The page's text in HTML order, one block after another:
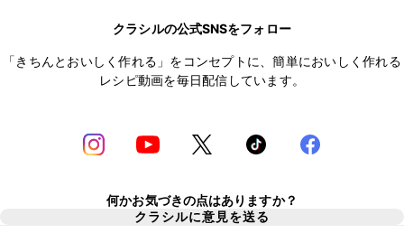
クラシルの公式SNSをフォロー
「きちんとおいしく作れる」をコンセプトに、簡単においしく作れる
レシピ動画を毎日配信しています。
何かお気づきの点はありますか？
クラシルに意見を送る